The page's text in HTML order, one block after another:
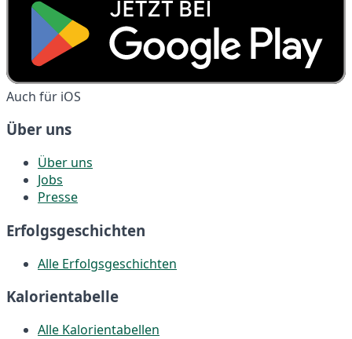
Auch für iOS
Über uns
Über uns
Jobs
Presse
Erfolgsgeschichten
Alle Erfolgsgeschichten
Kalorientabelle
Alle Kalorientabellen